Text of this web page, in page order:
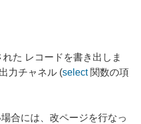
た レコードを書き出しま
力チャネル (select関数の項
合には、改ページを行なっ